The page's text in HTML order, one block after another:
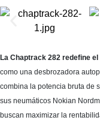
La Chaptrack 282 redefine el
como una desbrozadora
combina la potencia bruta de
sus neumáticos Nokian
buscan maximizar la